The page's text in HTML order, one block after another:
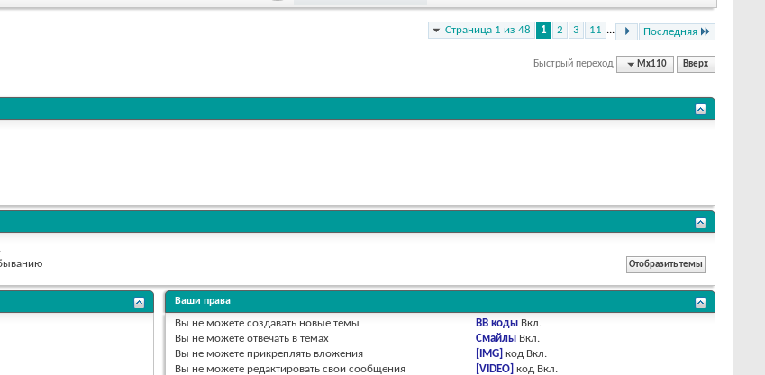
Страница 1 из 48 1 2 3 11 ... Последняя
Быстрый переход Мх110 Вверх
Ваши права
Вы не можете создавать новые темы
Вы не можете отвечать в темах
Вы не можете прикреплять вложения
Вы не можете редактировать свои сообщения
BB коды Вкл.
Смайлы Вкл.
[IMG] код Вкл.
[VIDEO] код Вкл.